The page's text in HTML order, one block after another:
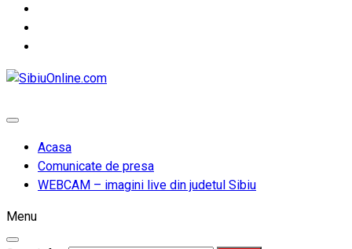
Acasa
Comunicate de presa
WEBCAM – imagini live din judetul Sibiu
Menu